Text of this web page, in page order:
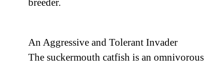
breeder.
An Aggressive and Tolerant Invader
The suckermouth catfish is an omnivorous